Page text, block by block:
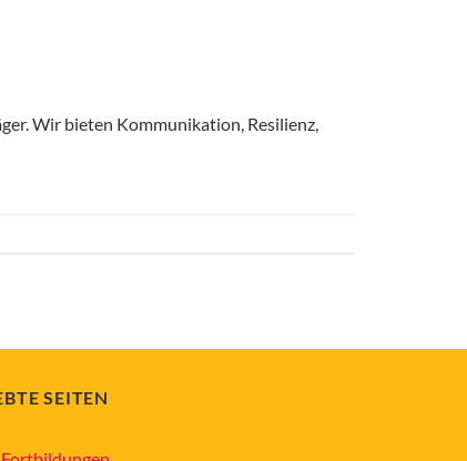
Wir bieten Kommunikation, Resilienz,
SEITEN